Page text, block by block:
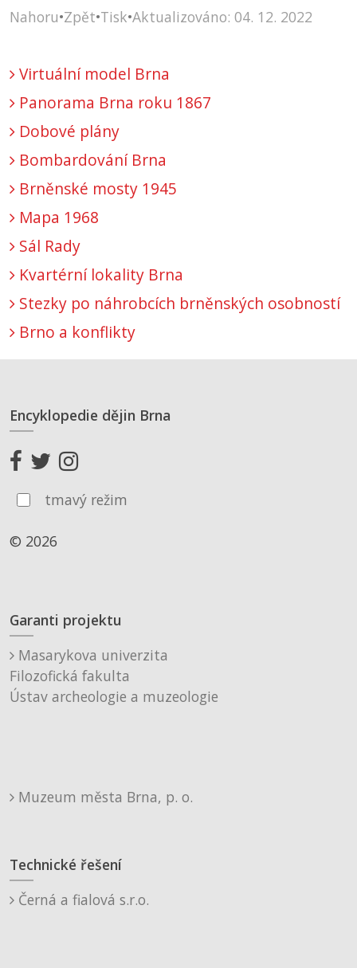
Nahoru•Zpět•Tisk•Aktualizováno: 04. 12. 2022
Virtuální model Brna
Panorama Brna roku 1867
Dobové plány
Bombardování Brna
Brněnské mosty 1945
Mapa 1968
Sál Rady
Kvartérní lokality Brna
Stezky po náhrobcích brněnských osobností
Brno a konflikty
Encyklopedie dějin Brna
tmavý režim
© 2026
Garanti projektu
Masarykova univerzita
Filozofická fakulta
Ústav archeologie a muzeologie
Muzeum města Brna, p. o.
Technické řešení
Černá a fialová s.r.o.